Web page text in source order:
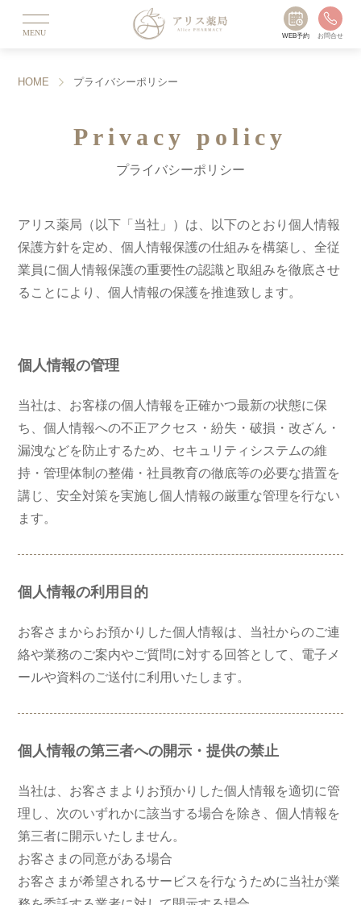
MENU WEB予約 お問合せ
HOME プライバシーポリシー
Privacy policy
プライバシーポリシー
アリス薬局（以下「当社」）は、以下のとおり個人情報
保護方針を定め、個人情報保護の仕組みを構築し、全従
業員に個人情報保護の重要性の認識と取組みを徹底させ
ることにより、個人情報の保護を推進致します。
個人情報の管理
当社は、お客様の個人情報を正確かつ最新の状態に保
ち、個人情報への不正アクセス・紛失・破損・改ざん・
漏洩などを防止するため、セキュリティシステムの維
持・管理体制の整備・社員教育の徹底等の必要な措置を
講じ、安全対策を実施し個人情報の厳重な管理を行ない
ます。
個人情報の利用目的
お客さまからお預かりした個人情報は、当社からのご連
絡や業務のご案内やご質問に対する回答として、電子メ
ールや資料のご送付に利用いたします。
個人情報の第三者への開示・提供の禁止
当社は、お客さまよりお預かりした個人情報を適切に管
理し、次のいずれかに該当する場合を除き、個人情報を
第三者に開示いたしません。
お客さまの同意がある場合
お客さまが希望されるサービスを行なうために当社が業